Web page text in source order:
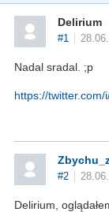
Delirium
#1
Nadal sradal. ;p
https://
#2
Delirium,